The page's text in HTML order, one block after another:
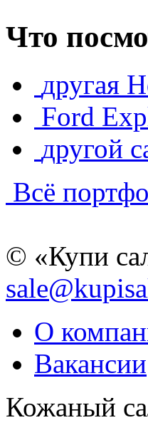
Что
другая
Ford
другой
Всё
© «Купи
О
Вакансии
Кожаный